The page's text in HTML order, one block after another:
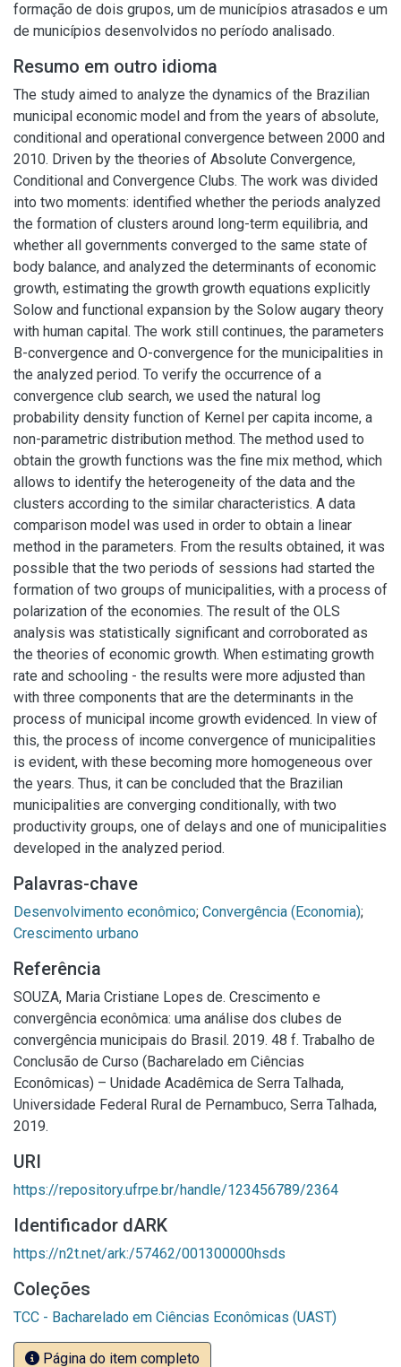
formação de dois grupos, um de municípios atrasados e um
de municípios desenvolvidos no período analisado.
Resumo em outro idioma
The study aimed to analyze the dynamics of the Brazilian
municipal economic model and from the years of absolute,
conditional and operational convergence between 2000 and
2010. Driven by the theories of Absolute Convergence,
Conditional and Convergence Clubs. The work was divided
into two moments: identified whether the periods analyzed
the formation of clusters around long-term equilibria, and
whether all governments converged to the same state of
body balance, and analyzed the determinants of economic
growth, estimating the growth growth equations explicitly
Solow and functional expansion by the Solow augary theory
with human capital. The work still continues, the parameters
B-convergence and O-convergence for the municipalities in
the analyzed period. To verify the occurrence of a
convergence club search, we used the natural log
probability density function of Kernel per capita income, a
non-parametric distribution method. The method used to
obtain the growth functions was the fine mix method, which
allows to identify the heterogeneity of the data and the
clusters according to the similar characteristics. A data
comparison model was used in order to obtain a linear
method in the parameters. From the results obtained, it was
possible that the two periods of sessions had started the
formation of two groups of municipalities, with a process of
polarization of the economies. The result of the OLS
analysis was statistically significant and corroborated as
the theories of economic growth. When estimating growth
rate and schooling - the results were more adjusted than
with three components that are the determinants in the
process of municipal income growth evidenced. In view of
this, the process of income convergence of municipalities
is evident, with these becoming more homogeneous over
the years. Thus, it can be concluded that the Brazilian
municipalities are converging conditionally, with two
productivity groups, one of delays and one of municipalities
developed in the analyzed period.
Palavras-chave
Desenvolvimento econômico; Convergência (Economia);
Crescimento urbano
Referência
SOUZA, Maria Cristiane Lopes de. Crescimento e
convergência econômica: uma análise dos clubes de
convergência municipais do Brasil. 2019. 48 f. Trabalho de
Conclusão de Curso (Bacharelado em Ciências
Econômicas) – Unidade Acadêmica de Serra Talhada,
Universidade Federal Rural de Pernambuco, Serra Talhada,
2019.
URI
https://repository.ufrpe.br/handle/123456789/2364
Identificador dARK
https://n2t.net/ark:/57462/001300000hsds
Coleções
TCC - Bacharelado em Ciências Econômicas (UAST)
Página do item completo